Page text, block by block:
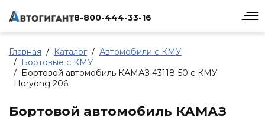
8-800-444-33-16
Главная Каталог
Автомобили с КМУ
Бортовые с КМУ
Бортовой автомобиль КАМАЗ 43118-50 с КМУ
Horyong 206
Бортовой автомобиль КАМАЗ